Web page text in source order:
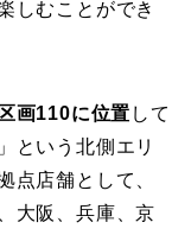
しむことができ
画110に位置 して
という北側エリ
点店舗として、
大阪、兵庫、京